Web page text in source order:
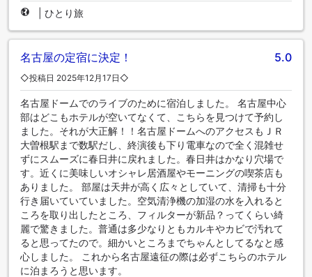
ひとり旅
名古屋の定宿に決定！ 5.0
◇投稿日 2025年12月17日◇
名古屋ドームでのライブのために宿泊しました。 名古屋中心
部はどこもホテルが空いてなくて、こちらを見つけて予約し
ました。それが大正解！！名古屋ドームへのアクセスもＪＲ
大曽根駅まで数駅だし、終演後も下り電車なので全く混雑せ
ずにスムーズに春日井に戻れました。春日井はかなり穴場で
す。近くに美味しいオシャレ居酒屋やモーニングの喫茶店も
ありました。 部屋は天井が高く広々としていて、清掃も十分
行き届いていていました。空気清浄機の加湿の水を入れると
ころを取り出したところ、フィルターが新品？ってくらい綺
麗で驚きました。普通は多少なりともカルキやカビで汚れて
ると思ってたので。細かいところまでちゃんとしてるなと感
心しました。 これから名古屋遠征の際は必ずこちらのホテル
に泊まろうと思います。